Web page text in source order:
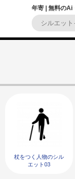
年寄 | 無料のAi
杖をつく人物のシル
エット03